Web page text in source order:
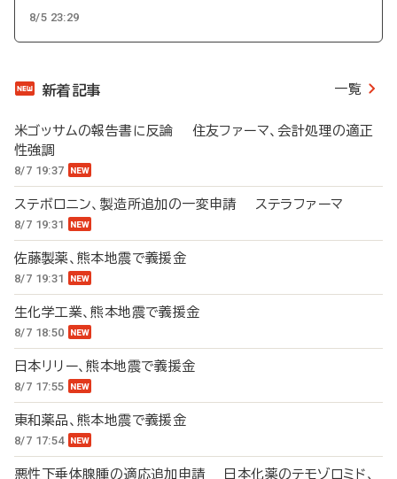
8/5 23:29
新着記事 一覧
米ゴッサムの報告書に反論 住友ファーマ、会計処理の適正
性強調
8/7 19:37
ステボロニン、製造所追加の一変申請 ステラファーマ
8/7 19:31
佐藤製薬、熊本地震で義援金
8/7 19:31
生化学工業、熊本地震で義援金
8/7 18:50
日本リリー、熊本地震で義援金
8/7 17:55
東和薬品、熊本地震で義援金
8/7 17:54
悪性下垂体腺腫の適応追加申請 日本化薬のテモゾロミド、